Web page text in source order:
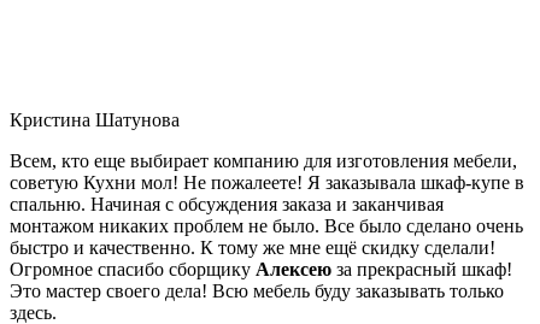
Кристина Шатунова
Всем, кто еще выбирает компанию для изготовления мебели,
советую Кухни мол! Не пожалеете! Я заказывала шкаф-купе в
спальню. Начиная с обсуждения заказа и заканчивая
монтажом никаких проблем не было. Все было сделано очень
быстро и качественно. К тому же мне ещё скидку сделали!
Огромное спасибо сборщику Алексею за прекрасный шкаф!
Это мастер своего дела! Всю мебель буду заказывать только
здесь.